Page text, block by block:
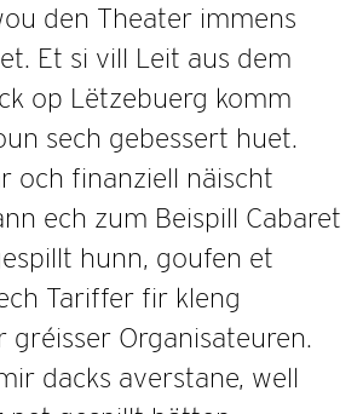
den Theater immens
Et si vill Leit aus dem
op Lëtzebuerg komm
sech gebessert huet.
och finanziell näischt
ech zum Beispill Cabaret
hunn, goufen et
Tariffer fir kleng
gréisser Organisateuren.
dacks averstane, well